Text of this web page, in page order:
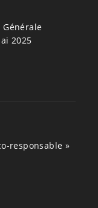
Générale
2025
responsable »